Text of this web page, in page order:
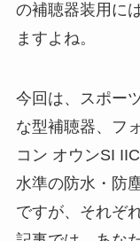
の補聴器装用に
ますよね。
今回は、スポー
な型補聴器、フ
コン オウンSI
水準の防水・防
ですが、それぞ